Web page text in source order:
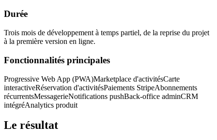
Durée
Trois mois de développement à temps partiel, de la reprise du projet
à la première version en ligne.
Fonctionnalités principales
Progressive Web App (PWA)Marketplace d'activitésCarte
interactiveRéservation d'activitésPaiements StripeAbonnements
récurrentsMessagerieNotifications pushBack-office adminCRM
intégréAnalytics produit
Le résultat